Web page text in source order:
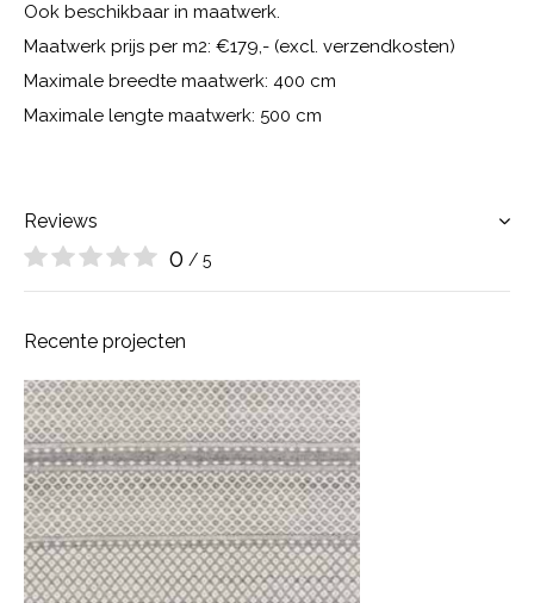
Ook beschikbaar in maatwerk.
Maatwerk prijs per m2: €179,- (excl. verzendkosten)
Maximale breedte maatwerk: 400 cm
Maximale lengte maatwerk: 500 cm
Reviews
0 / 5
Recente projecten